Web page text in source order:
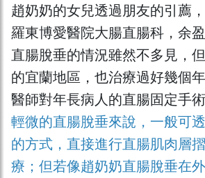
趙奶奶的女兒透過朋友的引薦
羅東博愛醫院大腸直腸科，余
直腸脫垂的情況雖然不多見，
的宜蘭地區，也治療過好幾個
醫師對年長病人的直腸固定手術
輕微的直腸脫垂來說，一般可
的方式，直接進行直腸肌肉層
療；但若像趙奶奶直腸脫垂在